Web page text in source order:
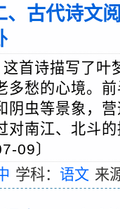
、古代诗文
首诗描写了叶
多愁的心境。
阴虫等景象，
对南江、北斗
09〕
学科： 语文 来